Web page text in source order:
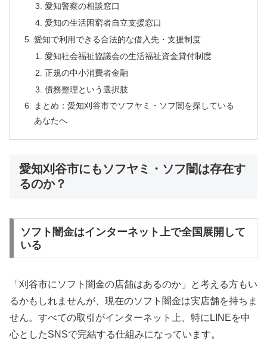
愛知警察の相談窓口
愛知の生活困窮者自立支援窓口
愛知で利用できる合法的な借入先・支援制度
愛知社会福祉協議会の生活福祉資金貸付制度
正規の中小消費者金融
債務整理という選択肢
まとめ：愛知刈谷市でソフヤミ・ソフ闇を探している
あなたへ
愛知刈谷市にもソフヤミ・ソフ闇は存在す
るのか？
ソフト闇金はインターネット上で全国展開して
いる
「刈谷市にソフト闇金の店舗はあるのか」と考える方もい
るかもしれませんが、現在のソフト闇金は実店舗を持ちま
せん。すべての取引がインターネット上、特にLINEを中
心としたSNSで完結する仕組みになっています。